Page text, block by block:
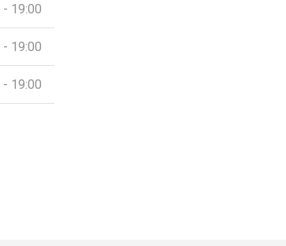
- 19:00
- 19:00
- 19:00